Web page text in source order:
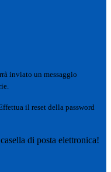
inviato un messaggio
il reset della password
di posta elettronica!